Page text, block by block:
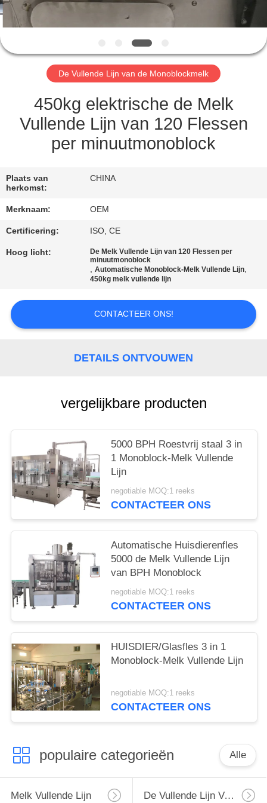
ONS
VERZOEK
EEN
CITAAT
SITEMAP
PRIVACY
POLICY
De Vullende Lijn van de Monoblockmelk
450kg elektrische de Melk
Vullende Lijn van 120 Flessen
per minuutmonoblock
Plaats van
herkomst:
CHINA
Merknaam: OEM
Certificering: ISO, CE
Hoog licht:
De Melk Vullende Lijn van 120 Flessen per
minuutmonoblock
,Automatische Monoblock-Melk Vullende Lijn,
450kg melk vullende lijn
CONTACTEER ONS!
DETAILS ONTVOUWEN
vergelijkbare producten
5000 BPH Roestvrij staal 3 in
1 Monoblock-Melk Vullende
Lijn
negotiable MOQ:1 reeks
CONTACTEER ONS
Automatische Huisdierenfles
5000 de Melk Vullende Lijn
van BPH Monoblock
negotiable MOQ:1 reeks
CONTACTEER ONS
HUISDIER/Glasfles 3 in 1
Monoblock-Melk Vullende Lijn
negotiable MOQ:1 reeks
CONTACTEER ONS
populaire categorieën Alle
Melk Vullende Lijn De Vullende Lijn Van De Monoblockmelk